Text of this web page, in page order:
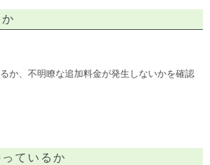
か、不明瞭な追加料金が発生しないかを確認
ているか